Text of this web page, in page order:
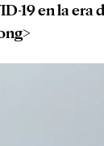
19 en la era